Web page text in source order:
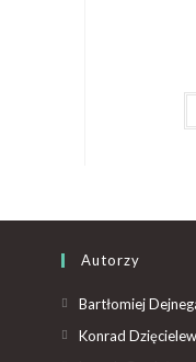
Autorzy
Bartłomiej
Konrad